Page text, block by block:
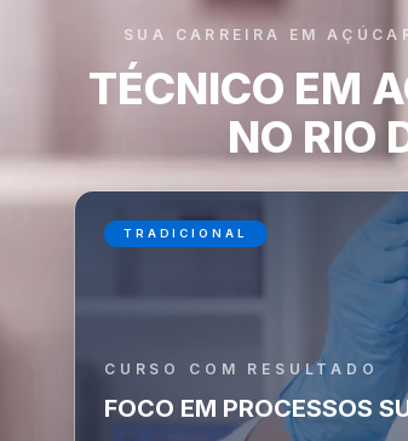
SUA CARREIRA EM
TÉCNICO EM
NO RIO
TRADICIONAL
CURSO COM RESULTADO
FOCO EM PROCESSOS